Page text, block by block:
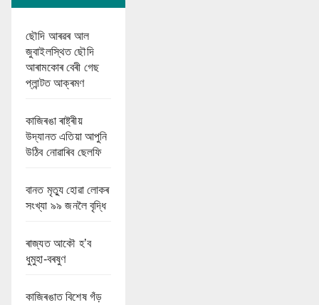
ছৌদি আৰৱৰ আল
জুবাইলস্থিত ছৌদি
আৰামকোৰ বেৰী গেছ
প্লান্টত আক্ৰমণ
কাজিৰঙা ৰাষ্ট্ৰীয়
উদ্যানত এতিয়া আপুনি
উঠিব নোৱাৰিব ছেলফি
বানত মৃত্যু হোৱা লোকৰ
সংখ্যা ৯৯ জনলৈ বৃদ্ধি
ৰাজ্যত আকৌ হ’ব
ধুমুহা-বৰষুণ
কাজিৰঙাত বিশেষ গঁড়